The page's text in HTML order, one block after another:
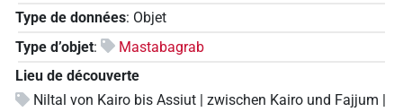
Type de données: Objet
Type d’objet:
Mastabagrab
Lieu de découverte
Niltal von Kairo bis Assiut | zwischen Kairo und Fajjum |